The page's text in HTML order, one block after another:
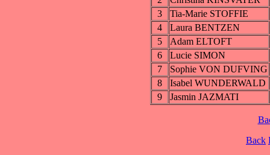
3
Tia-Marie STOFFIE
4
Laura BENTZEN
5
Adam ELTOFT
6
Lucie SIMON
7
Sophie VON DUFVING
8
Isabel WUNDERWALD
9
Jasmin JAZMATI
Back